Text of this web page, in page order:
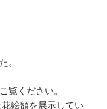
。
覧ください。
絵額を展示してい